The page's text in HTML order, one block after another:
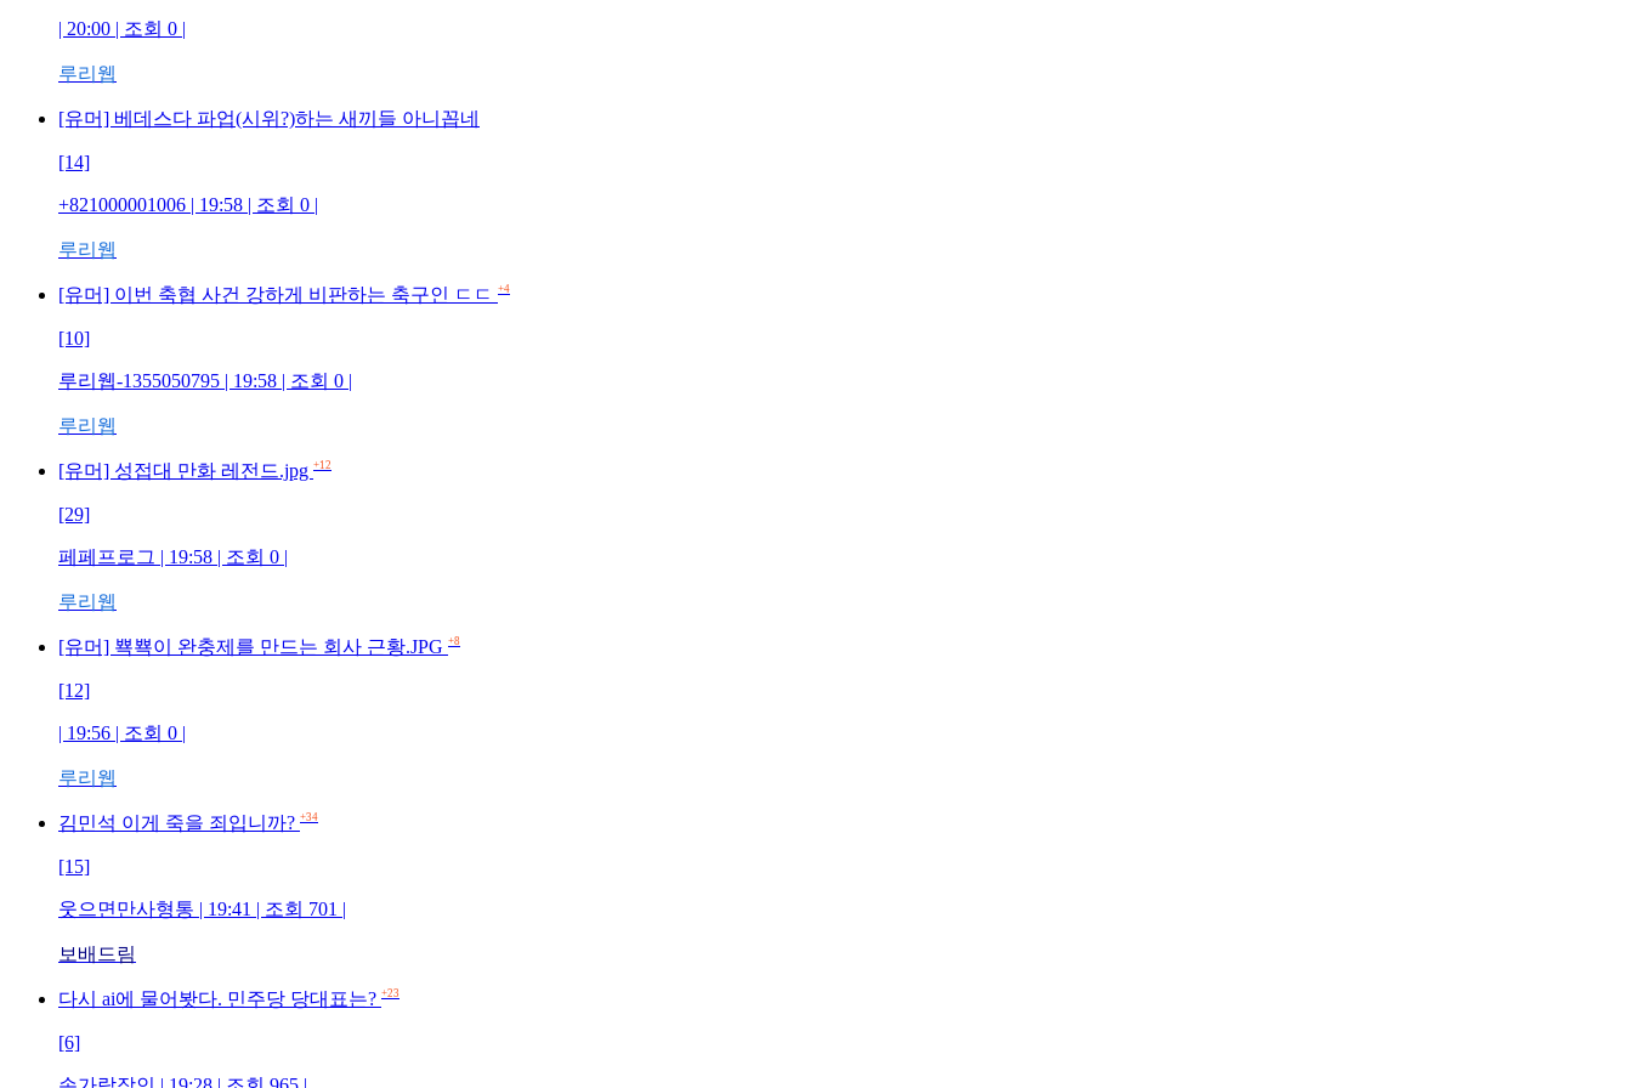
| 20:00 | 조회 0 |
루리웹
[유머] 베데스다 파업(시위?)하는 새끼들 아니꼽네
[14]
+821000001006 | 19:58 | 조회 0 |
루리웹
[유머] 이번 축협 사건 강하게 비판하는 축구인 ㄷㄷ +4
[10]
루리웹-1355050795 | 19:58 | 조회 0 |
루리웹
[유머] 성접대 만화 레전드.jpg +12
[29]
페페프로그 | 19:58 | 조회 0 |
루리웹
[유머] 뾱뾱이 완충제를 만드는 회사 근황.JPG +8
[12]
| 19:56 | 조회 0 |
루리웹
김민석 이게 죽을 죄입니까? +34
[15]
웃으면만사형통 | 19:41 | 조회 701 |
보배드림
다시 ai에 물어봣다. 민주당 당대표는? +23
[6]